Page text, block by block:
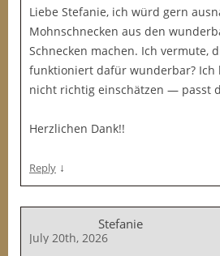
Liebe Stefanie, ich würd gern
Mohnschnecken aus den
Schnecken machen. Ich vermute,
funktioniert dafür wunderbar? Ich
nicht richtig einschätzen — passt
Herzlichen Dank!!
Reply ↓
Stefanie
July 20th, 2026